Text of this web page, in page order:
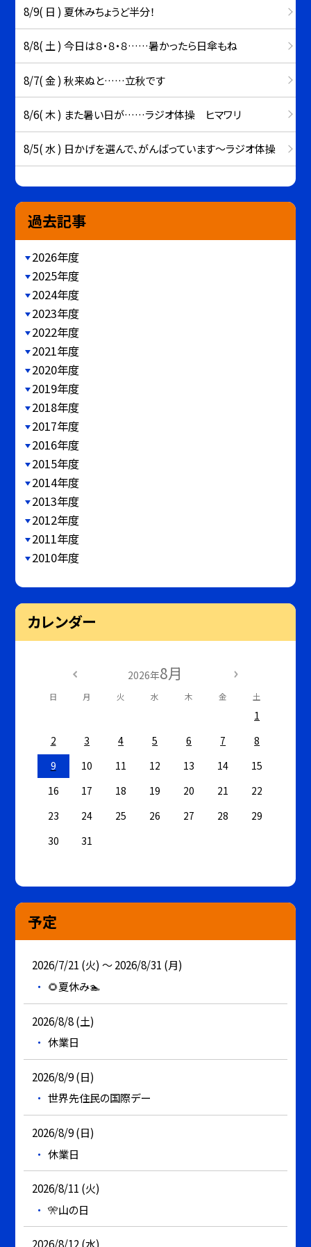
8/9( 日 ) 夏休みちょうど半分！
8/8( 土 ) 今日は８・８・８……暑かったら日傘もね
8/7( 金 ) 秋来ぬと……立秋です
8/6( 木 ) また暑い日が……ラジオ体操 ヒマワリ
8/5( 水 ) 日かげを選んで、がんばっています～ラジオ体操
過去記事
2026年度
2025年度
2024年度
2023年度
2022年度
2021年度
2020年度
2019年度
2018年度
2017年度
2016年度
2015年度
2014年度
2013年度
2012年度
2011年度
2010年度
カレンダー
2026年8月
日 月 火 水 木 金 土
1
2
3 4 5 6 7
8
9
10 11 12 13 14
15
16
17 18 19 20 21
22
23
24 25 26 27 28
29
30
31
予定
2026/7/21 (火) ～ 2026/8/31 (月)
🌻夏休み🏊
2026/8/8 (土)
休業日
2026/8/9 (日)
世界先住民の国際デー
2026/8/9 (日)
休業日
2026/8/11 (火)
🎌山の日
2026/8/12 (水)